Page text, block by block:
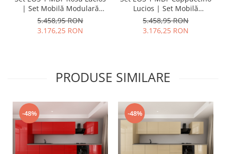
| Set Mobilă Modulară
Suspendată pentru Baie |
Mobilier Premium, Modern,
Configurabil și
5.458,95 RON
3.176,25 RON
Lucios | Set Mobilă
Modulară Suspendată
pentru Baie | Mobilier
Premium, Modern,
5.458,95 RON
3.176,25 RON
PRODUSE SIMILARE
-48% -48%